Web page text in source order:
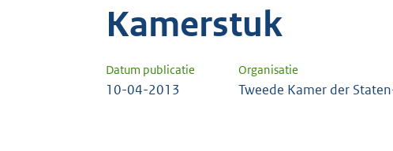
Kamerstuk
Datum publicatie Organisatie
10-04-2013 Tweede Kamer der